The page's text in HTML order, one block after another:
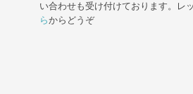
い合わせも受け付けております。レ
らからどうぞ